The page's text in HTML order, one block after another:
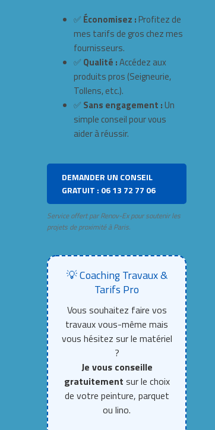
✅ Économisez : Profitez de
mes tarifs de gros chez mes
fournisseurs.
✅ Qualité :Accédez aux
produits pros (Seigneurie,
Tollens, etc.).
✅ Sans engagement : Un
simple conseil pour vous
aider à réussir.
DEMANDER UN CONSEIL
GRATUIT : 06 13 72 77 06
Service offert par Renov-Ex pour soutenir les
projets de proximité à Paris.
💡 Coaching Travaux &
Tarifs Pro
Vous souhaitez faire vos
travaux vous-même mais
vous hésitez sur le matériel
?
Je vous conseille
gratuitement sur le choix
de votre peinture, parquet
ou lino.